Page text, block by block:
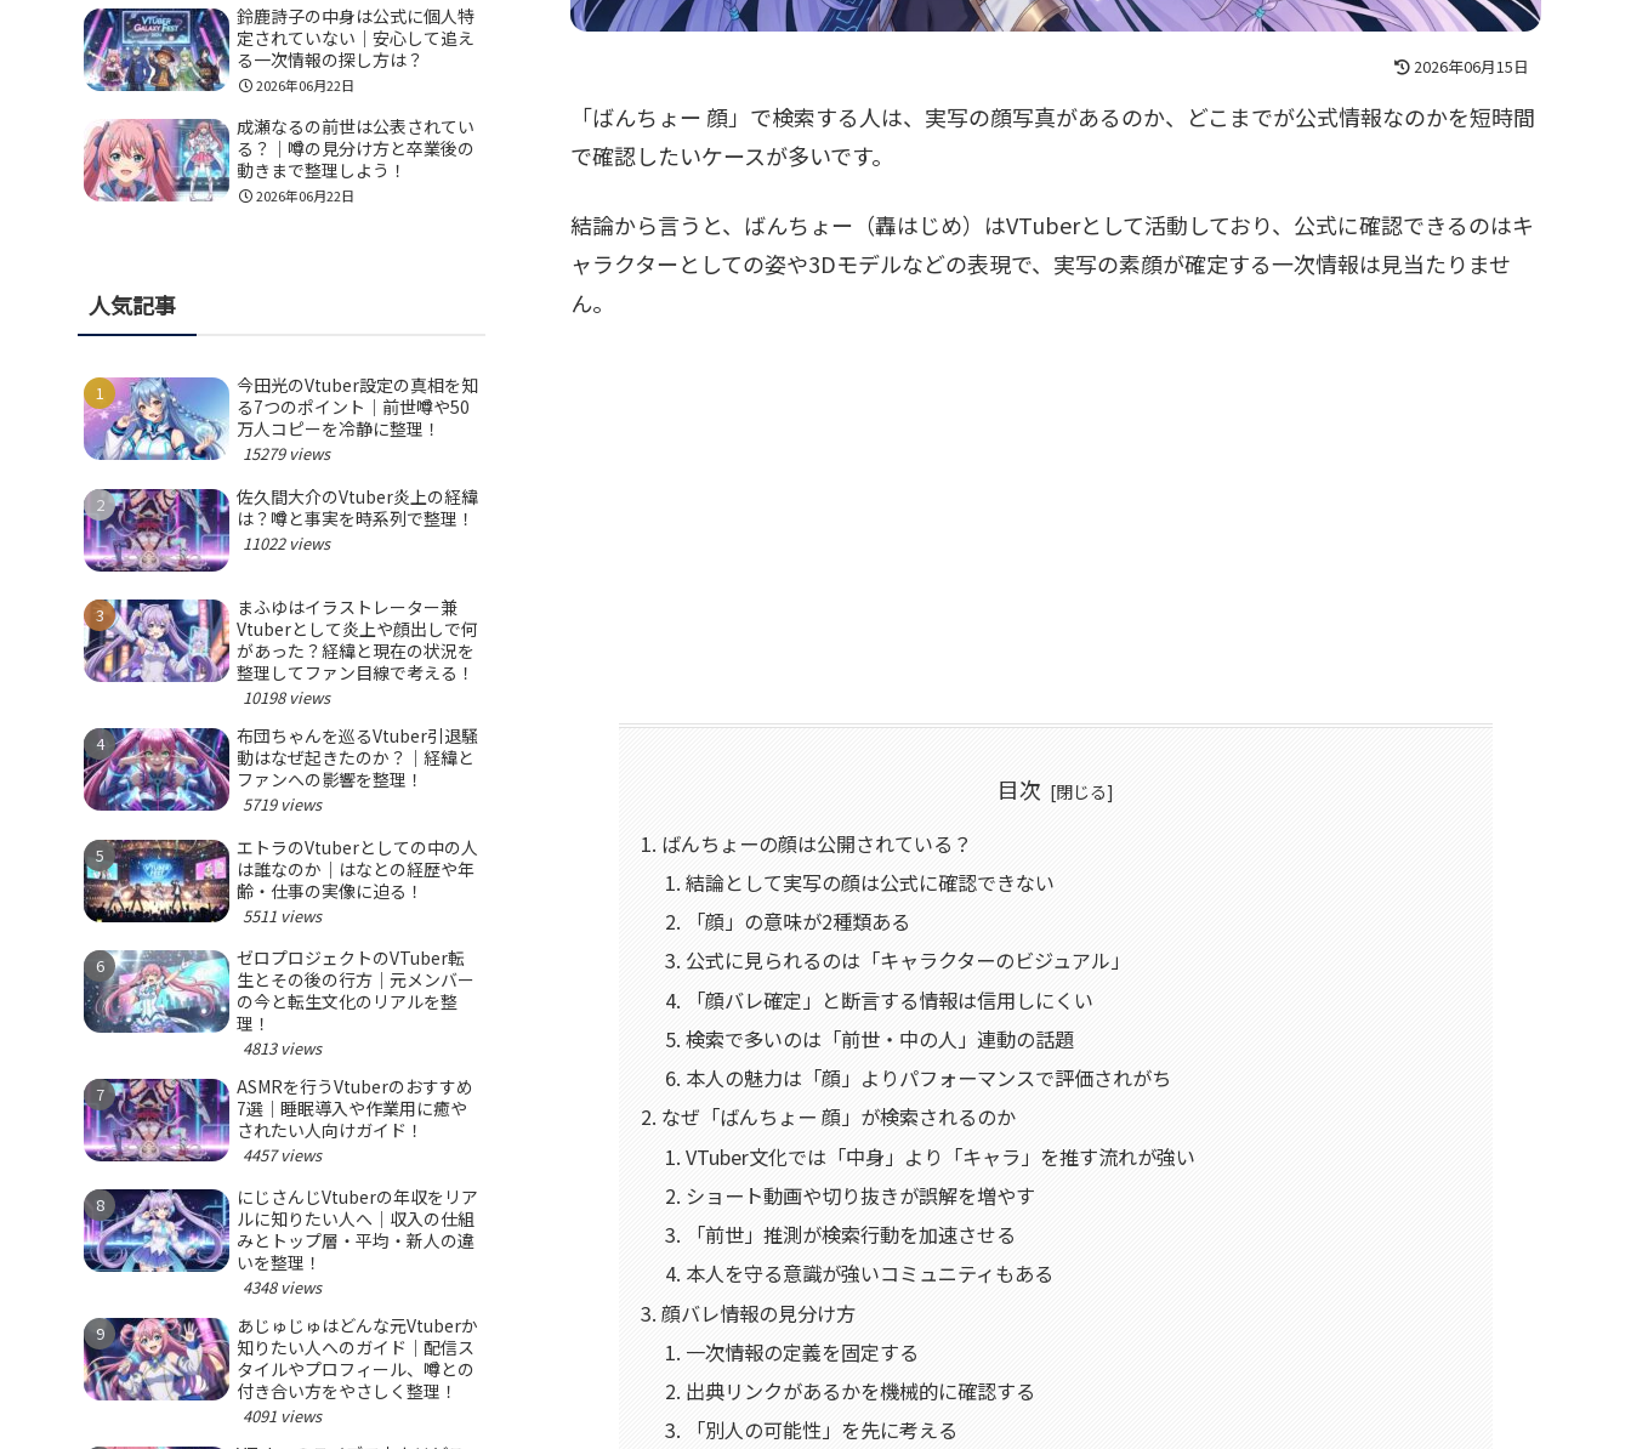
2026年06月15日
「ばんちょー 顔」で検索する人は、実写の顔写真があるのか、どこまでが公式情報なのかを短時間
で確認したいケースが多いです。
結論から言うと、ばんちょー（轟はじめ）はVTuberとして活動しており、公式に確認できるのはキ
ャラクターとしての姿や3Dモデルなどの表現で、実写の素顔が確定する一次情報は見当たりませ
ん。
目次
ばんちょーの顔は公開されている？
結論として実写の顔は公式に確認できない
「顔」の意味が2種類ある
公式に見られるのは「キャラクターのビジュアル」
「顔バレ確定」と断言する情報は信用しにくい
検索で多いのは「前世・中の人」連動の話題
本人の魅力は「顔」よりパフォーマンスで評価されがち
なぜ「ばんちょー 顔」が検索されるのか
VTuber文化では「中身」より「キャラ」を推す流れが強い
ショート動画や切り抜きが誤解を増やす
「前世」推測が検索行動を加速させる
本人を守る意識が強いコミュニティもある
顔バレ情報の見分け方
一次情報の定義を固定する
出典リンクがあるかを機械的に確認する
「別人の可能性」を先に考える
鈴鹿詩子の中身は公式に個人特
定されていない｜安心して追え
る一次情報の探し方は？
2026年06月22日
成瀬なるの前世は公表されてい
る？｜噂の見分け方と卒業後の
動きまで整理しよう！
2026年06月22日
人気記事
今田光のVtuber設定の真相を知
る7つのポイント｜前世噂や50
万人コピーを冷静に整理！
15279 views
佐久間大介のVtuber炎上の経緯
は？噂と事実を時系列で整理！
11022 views
まふゆはイラストレーター兼
Vtuberとして炎上や顔出しで何
があった？経緯と現在の状況を
整理してファン目線で考える！
10198 views
布団ちゃんを巡るVtuber引退騒
動はなぜ起きたのか？｜経緯と
ファンへの影響を整理！
5719 views
エトラのVtuberとしての中の人
は誰なのか｜はなとの経歴や年
齢・仕事の実像に迫る！
5511 views
ゼロプロジェクトのVTuber転
生とその後の行方｜元メンバー
の今と転生文化のリアルを整
理！
4813 views
ASMRを行うVtuberのおすすめ
7選｜睡眠導入や作業用に癒や
されたい人向けガイド！
4457 views
にじさんじVtuberの年収をリア
ルに知りたい人へ｜収入の仕組
みとトップ層・平均・新人の違
いを整理！
4348 views
あじゅじゅはどんな元Vtuberか
知りたい人へのガイド｜配信ス
タイルやプロフィール、噂との
付き合い方をやさしく整理！
4091 views